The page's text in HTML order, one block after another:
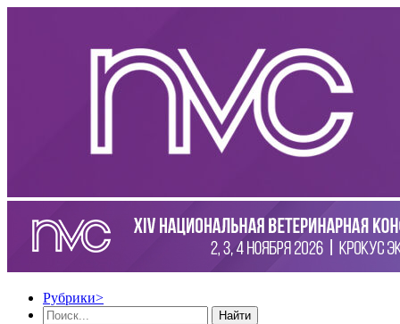
Рубрики>
Найти